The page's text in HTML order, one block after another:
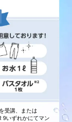
受講、または
9いずれかにてマン